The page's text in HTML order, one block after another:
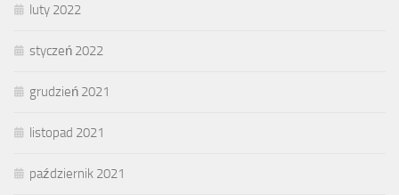
luty 2022
styczeń 2022
grudzień 2021
listopad 2021
październik 2021